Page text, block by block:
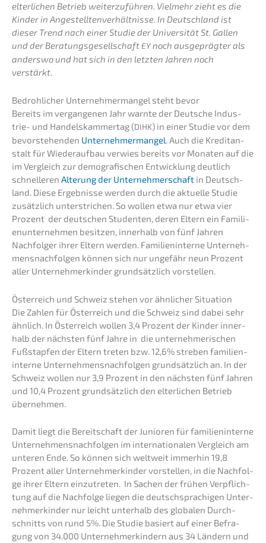
elter­li­chen Betrieb weiter­zu­füh­ren. Vielmehr zieht es die
Kinder in Angestell­ten­ver­hält­nis­se. In Deutsch­land ist
dieser Trend nach einer Studie der Univer­si­tät St. Gallen
und der Beratungs­ge­sell­schaftEYnoch ausge­präg­ter als
anders­wo und hat sich in den letzten Jahren noch
verstärkt.
Bedroh­li­cher Unter­neh­mer­man­gel steht bevor
Bereits im vergan­ge­nen Jahr warnte der Deutsche Indus­
trie- und Handels­kam­mer­tag (DIHK) in einer Studie vor dem
bevor­ste­hen­den Unter­neh­mer­man­gel. Auch die Kredit­an­
stalt für Wieder­auf­bau verwies bereits vor Monaten auf die
im Vergleich zur demogra­fi­schen Entwick­lung deutlich
schnel­le­ren Alterung der Unter­neh­mer­schaft in Deutsch­
land. Diese Ergeb­nis­se werden durch die aktuel­le Studie
zusätz­lich unter­stri­chen. So wollen etwa nur etwa vier
Prozent der deutschen Studen­ten, deren Eltern ein Famili­
en­un­ter­neh­men besit­zen, inner­halb von fünf Jahren
Nachfol­ger ihrer Eltern werden. Famili­en­in­ter­ne Unter­neh­
mens­nach­fol­gen können sich nur ungefähr neun Prozent
aller Unter­neh­mer­kin­der grund­sätz­lich vorstellen.
Öster­reich und Schweiz stehen vor ähnli­cher Situation
Die Zahlen für Öster­reich und die Schweiz sind dabei sehr
ähnlich. In Öster­reich wollen 3,4 Prozent der Kinder inner­
halb der nächs­ten fünf Jahre in die unter­neh­me­ri­schen
Fußstap­fen der Eltern treten bzw. 12,6% streben famili­en­
in­ter­ne Unter­neh­mens­nach­fol­gen grund­sätz­lich an. In der
Schweiz wollen nur 3,9 Prozent in den nächs­ten fünf Jahren
und 10,4 Prozent grund­sätz­lich den elter­li­chen Betrieb
übernehmen.
Damit liegt die Bereit­schaft der Junio­ren für famili­en­in­ter­ne
Unter­neh­mens­nach­fol­gen im inter­na­tio­na­len Vergleich am
unteren Ende. So können sich weltweit immer­hin 19,8
Prozent aller Unter­neh­mer­kin­der vorstel­len, in die Nachfol­
ge ihrer Eltern einzu­tre­ten. In Sachen der frühen Verpflich­
tung auf die Nachfol­ge liegen die deutsch­spra­chi­gen Unter­
neh­mer­kin­der nur leicht unter­halb des globa­len Durch­
schnitts von rund 5%. Die Studie basiert auf einer Befra­
gung von 34.000 Unter­neh­mer­kin­dern aus 34 Ländern und